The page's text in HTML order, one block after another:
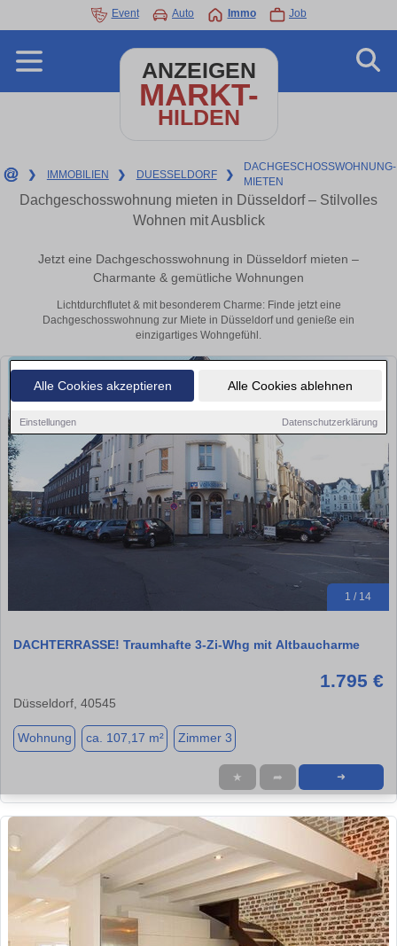
Alle Cookies akzeptieren Alle Cookies ablehnen
Einstellungen Datenschutzerklärung
Event Auto Immo Job
ANZEIGEN
MARKT-
HILDEN
❯ IMMOBILIEN ❯ DUESSELDORF ❯
DACHGESCHOSSWOHNUNG-
MIETEN
Dachgeschosswohnung mieten in Düsseldorf – Stilvolles
Wohnen mit Ausblick
Jetzt eine Dachgeschosswohnung in Düsseldorf mieten –
Charmante & gemütliche Wohnungen
Lichtdurchflutet & mit besonderem Charme: Finde jetzt eine
Dachgeschosswohnung zur Miete in Düsseldorf und genieße ein
einzigartiges Wohngefühl.
1 / 14
DACHTERRASSE! Traumhafte 3-Zi-Whg mit Altbaucharme
1.795 €
Düsseldorf, 40545
Wohnung ca. 107,17 m² Zimmer 3
★ ➦ ➜